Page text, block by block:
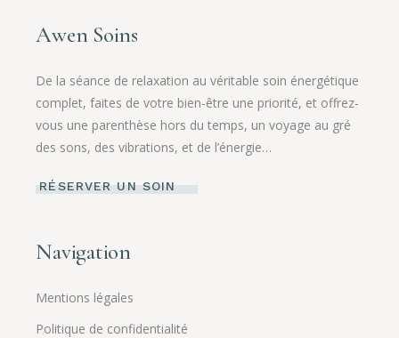
Awen Soins
De la séance de relaxation au véritable soin énergétique
complet, faites de votre bien-être une priorité, et offrez-
vous une parenthèse hors du temps, un voyage au gré
des sons, des vibrations, et de l’énergie…
RÉSERVER UN SOIN
Navigation
Mentions légales
Politique de confidentialité